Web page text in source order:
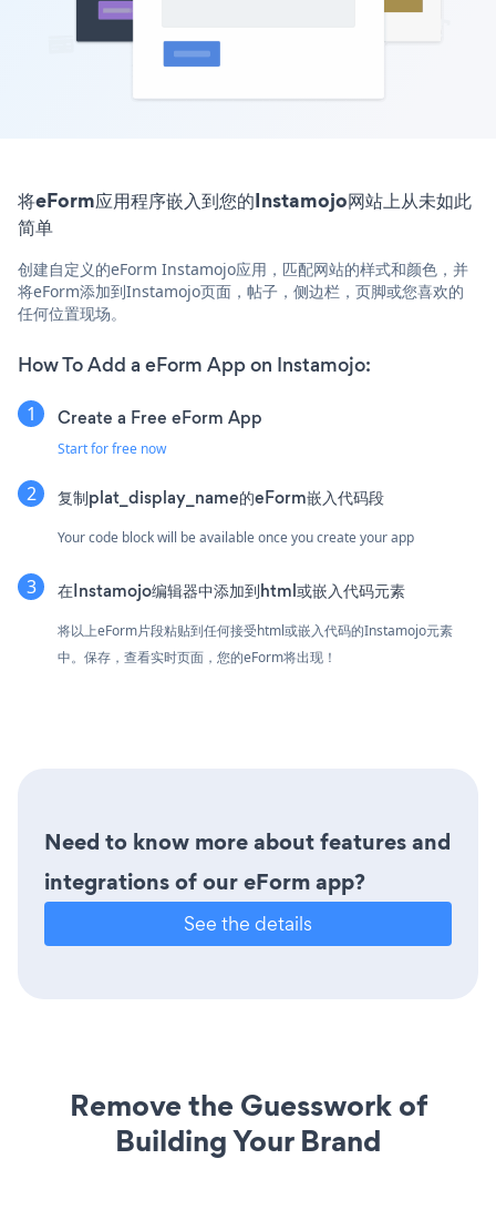
将eForm应用程序嵌入到您的Instamojo网站上从未如此
简单
创建自定义的eForm Instamojo应用，匹配网站的样式和颜色，并
将eForm添加到Instamojo页面，帖子，侧边栏，页脚或您喜欢的
任何位置现场。
How To Add a eForm App on Instamojo:
Create a Free eForm App
Start for free now
复制plat_display_name的eForm嵌入代码段
Your code block will be available once you create your app
在Instamojo编辑器中添加到html或嵌入代码元素
将以上eForm片段粘贴到任何接受html或嵌入代码的Instamojo元素
中。保存，查看实时页面，您的eForm将出现！
Need to know more about features and
integrations of our eForm app?
See the details
Remove the Guesswork of
Building Your Brand